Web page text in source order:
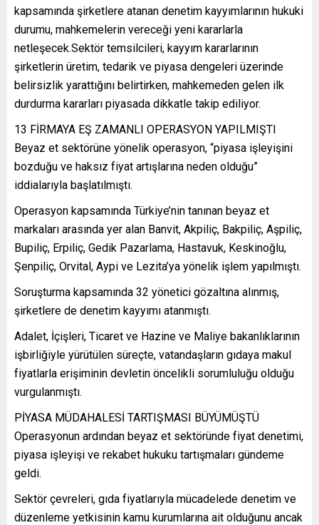
kapsamında şirketlere atanan denetim kayyımlarının hukuki
durumu, mahkemelerin vereceği yeni kararlarla
netleşecek.Sektör temsilcileri, kayyım kararlarının
şirketlerin üretim, tedarik ve piyasa dengeleri üzerinde
belirsizlik yarattığını belirtirken, mahkemeden gelen ilk
durdurma kararları piyasada dikkatle takip ediliyor.
13 FİRMAYA EŞ ZAMANLI OPERASYON YAPILMIŞTI
Beyaz et sektörüne yönelik operasyon, “piyasa işleyişini
bozduğu ve haksız fiyat artışlarına neden olduğu”
iddialarıyla başlatılmıştı.
Operasyon kapsamında Türkiye’nin tanınan beyaz et
markaları arasında yer alan Banvit, Akpiliç, Bakpiliç, Aşpiliç,
Bupiliç, Erpiliç, Gedik Pazarlama, Hastavuk, Keskinoğlu,
Şenpiliç, Orvital, Aypi ve Lezita’ya yönelik işlem yapılmıştı.
Soruşturma kapsamında 32 yönetici gözaltına alınmış,
şirketlere de denetim kayyımı atanmıştı.
Adalet, İçişleri, Ticaret ve Hazine ve Maliye bakanlıklarının
işbirliğiyle yürütülen süreçte, vatandaşların gıdaya makul
fiyatlarla erişiminin devletin öncelikli sorumluluğu olduğu
vurgulanmıştı.
PİYASA MÜDAHALESİ TARTIŞMASI BÜYÜMÜŞTÜ
Operasyonun ardından beyaz et sektöründe fiyat denetimi,
piyasa işleyişi ve rekabet hukuku tartışmaları gündeme
geldi.
Sektör çevreleri, gıda fiyatlarıyla mücadelede denetim ve
düzenleme yetkisinin kamu kurumlarına ait olduğunu ancak